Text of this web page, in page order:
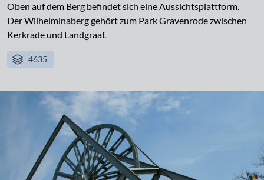
Oben auf dem Berg befindet sich eine Aussichtsplattform.
Der Wilhelminaberg gehört zum Park Gravenrode zwischen
Kerkrade und Landgraaf.
4635